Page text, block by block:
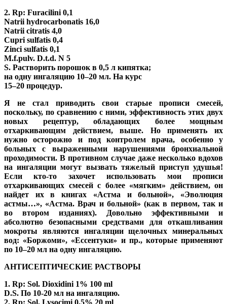
2. Rp: Furacilini 0,1
Natrii hydrocarbonatis 16,0
Natrii citratis 4,0
Cupri sulfatis 0,4
Zinci sulfatis 0,1
M.f.pulv. D.t.d. N 5
S. Растворить порошок в 0,5 л кипятка;
на одну ингаляцию 10–20 мл. На курс
15–20 процедур.
Я не стал приводить свои старые прописи смесей,
поскольку, по сравнению с ними, эффективность этих двух
новых рецептур, обладающих более мощным
отхаркивающим действием, выше. Но применять их
нужно осторожно и под контролем врача, особенно у
больных с выраженными нарушениями бронхиальной
проходимости. В противном случае даже несколько вдохов
на ингаляции могут вызвать тяжелый приступ удушья!
Если кто-то захочет использовать мои прописи
отхаркивающих смесей с более «мягким» действием, он
найдет их в книгах «Астма и больной», «Эволюция
астмы…», «Астма. Врач и больной» (как в первом, так и
во втором изданиях). Довольно эффективными и
абсолютно безопасными средствами для откашливания
мокроты являются ингаляции щелочных минеральных
вод: «Боржоми», «Ессентуки» и пр., которые применяют
по 10–20 мл на одну ингаляцию.
АНТИСЕПТИЧЕСКИЕ РАСТВОРЫ
1. Rp: Sol. Dioxidini 1% 100 ml
D.S. По 10-20 мл на ингаляцию.
2. Rp: Sol. Lysocimi 0,5% 20 ml